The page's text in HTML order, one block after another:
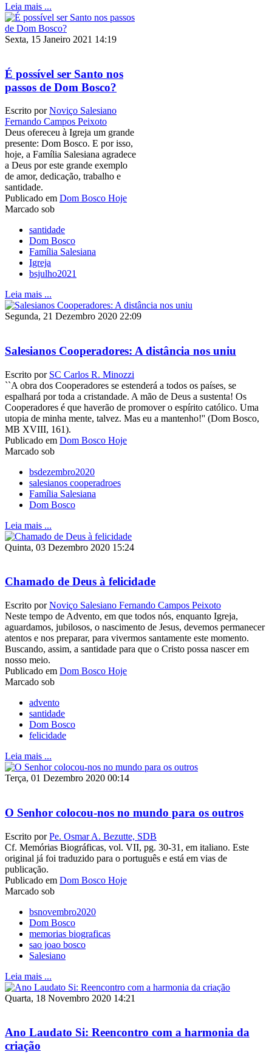
Leia mais ...
Sexta, 15 Janeiro 2021 14:19
É possível ser Santo nos
passos de Dom Bosco?
Escrito porNoviço Salesiano
Fernando Campos Peixoto
Deus ofereceu à Igreja um grande
presente: Dom Bosco. E por isso,
hoje, a Família Salesiana agradece
a Deus por este grande exemplo
de amor, dedicação, trabalho e
santidade.
Publicado em Dom Bosco Hoje
Marcado sob
santidade
Dom Bosco
Família Salesiana
Igreja
bsjulho2021
Leia mais ...
Segunda, 21 Dezembro 2020 22:09
Salesianos Cooperadores: A distância nos uniu
Escrito por SC Carlos R. Minozzi
``A obra dos Cooperadores se estenderá a todos os países, se
espalhará por toda a cristandade. A mão de Deus a sustenta! Os
Cooperadores é que haverão de promover o espírito católico. Uma
utopia de minha mente, talvez. Mas eu a mantenho!'' (Dom Bosco,
MB XVIII, 161).
Publicado em Dom Bosco Hoje
Marcado sob
bsdezembro2020
salesianos cooperadroes
Família Salesiana
Dom Bosco
Leia mais ...
Quinta, 03 Dezembro 2020 15:24
Chamado de Deus à felicidade
Escrito porNoviço Salesiano Fernando Campos Peixoto
Neste tempo de Advento, em que todos nós, enquanto Igreja,
aguardamos, jubilosos, o nascimento de Jesus, devemos permanecer
atentos e nos preparar, para vivermos santamente este momento.
Buscando, assim, a santidade para que o Cristo possa nascer em
nosso meio.
Publicado em Dom Bosco Hoje
Marcado sob
advento
santidade
Dom Bosco
felicidade
Leia mais ...
Terça, 01 Dezembro 2020 00:14
O Senhor colocou-nos no mundo para os outros
Escrito porPe. Osmar A. Bezutte, SDB
Cf. Memórias Biográficas, vol. VII, pg. 30-31, em italiano. Este
original já foi traduzido para o português e está em vias de
publicação.
Publicado em Dom Bosco Hoje
Marcado sob
bsnovembro2020
Dom Bosco
memorias biograficas
sao joao bosco
Salesiano
Leia mais ...
Quarta, 18 Novembro 2020 14:21
Ano Laudato Si: Reencontro com a harmonia da
criação